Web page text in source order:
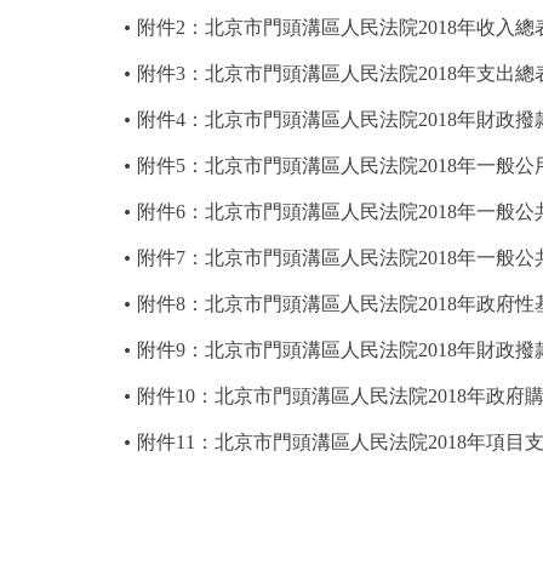
附件2：北京市門頭溝區人民法院2018年收入總
附件3：北京市門頭溝區人民法院2018年支出總
附件4：北京市門頭溝區人民法院2018年財政撥
附件5：北京市門頭溝區人民法院2018年一般
附件6：北京市門頭溝區人民法院2018年一般
附件7：北京市門頭溝區人民法院2018年一般
附件8：北京市門頭溝區人民法院2018年政府
附件9：北京市門頭溝區人民法院2018年財政
附件10：北京市門頭溝區人民法院2018年政府
附件11：北京市門頭溝區人民法院2018年項目